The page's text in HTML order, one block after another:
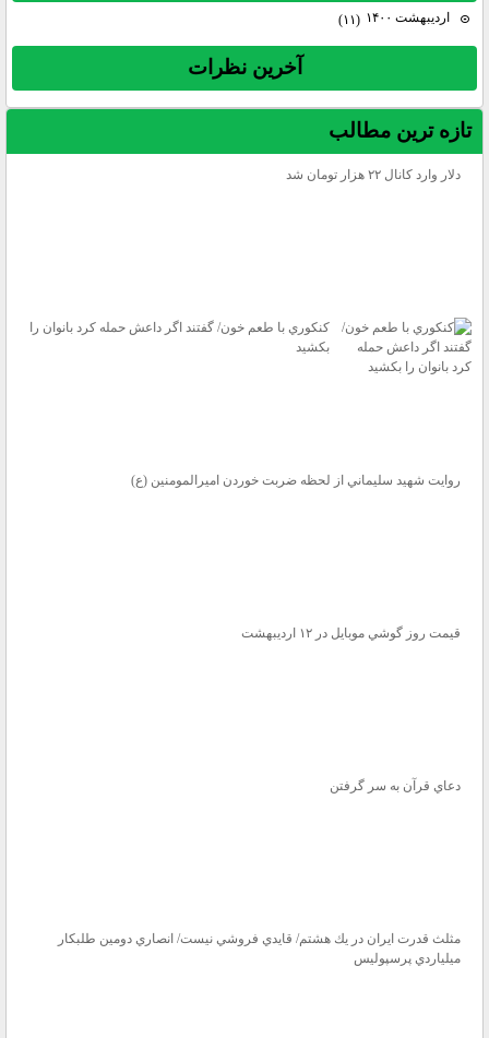
اردیبهشت ۱۴۰۰ (۱۱)
آخرين نظرات
تازه ترين مطالب
دلار وارد كانال ۲۲ هزار تومان شد
كنكوري با طعم خون/ گفتند اگر داعش حمله كرد بانوان را
بكشيد
روايت شهيد سليماني از لحظه ضربت خوردن اميرالمومنين (ع)
قيمت روز گوشي موبايل در ۱۲ ارديبهشت
دعاي قرآن به سر گرفتن
مثلث قدرت ايران در يك هشتم/ قايدي فروشي نيست/ انصاري دومين طلبكار
ميلياردي پرسپوليس